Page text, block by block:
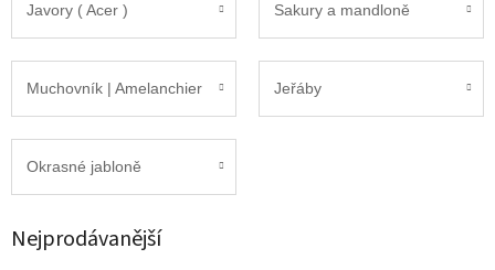
Javory ( Acer ) Sakury a mandloně
Muchovník | Amelanchier Jeřáby
Okrasné jabloně
Nejprodávanější